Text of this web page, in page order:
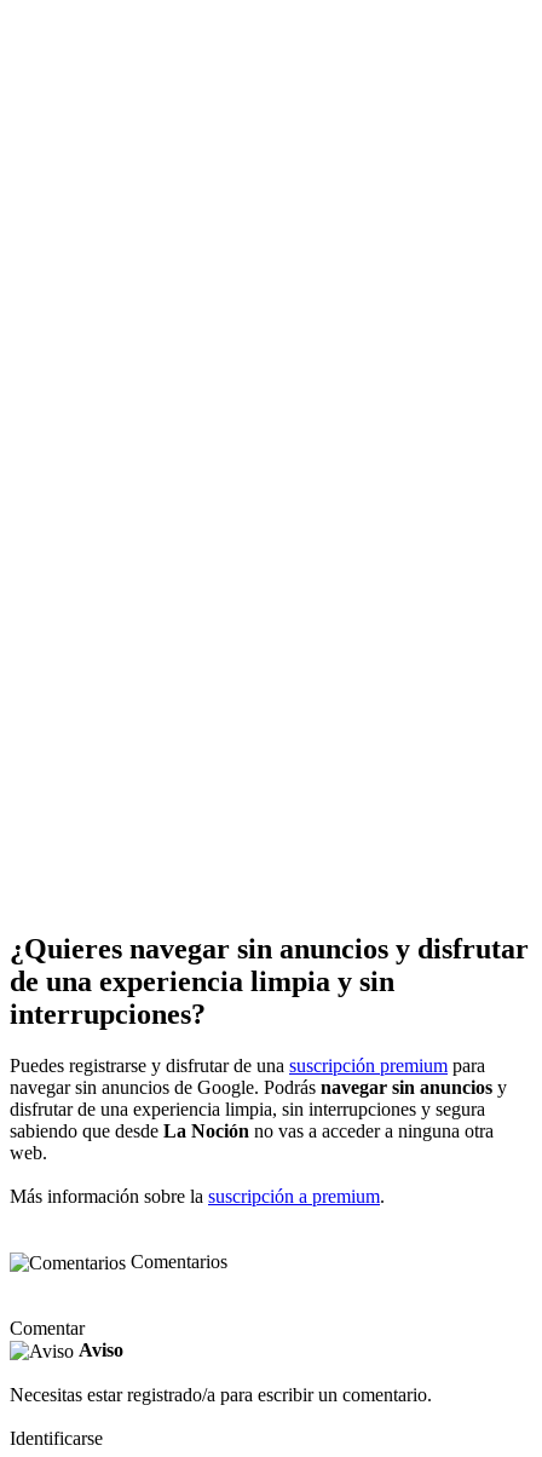
¿Quieres navegar sin anuncios y disfrutar
de una experiencia limpia y sin
interrupciones?
Puedes registrarse y disfrutar de una suscripción premium para
navegar sin anuncios de Google. Podrás navegar sin anuncios y
disfrutar de una experiencia limpia, sin interrupciones y segura
sabiendo que desde La Noción no vas a acceder a ninguna otra
web.
Más información sobre la suscripción a premium.
Comentarios
Comentar
Aviso
Necesitas estar registrado/a para escribir un comentario.
Identificarse